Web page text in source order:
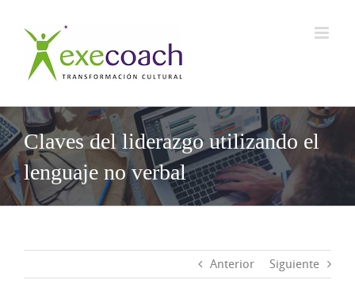
contenido
Claves del liderazgo utilizando el
lenguaje no verbal
Anterior Siguiente